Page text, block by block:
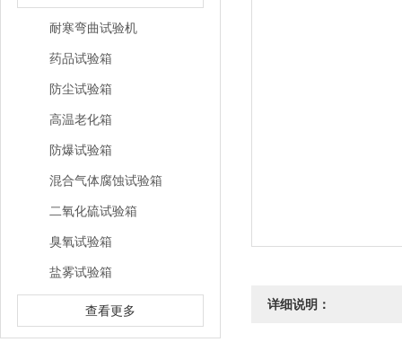
耐寒弯曲试验机
药品试验箱
防尘试验箱
高温老化箱
防爆试验箱
混合气体腐蚀试验箱
二氧化硫试验箱
臭氧试验箱
盐雾试验箱
查看更多 详细说明：